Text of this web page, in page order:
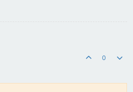
0